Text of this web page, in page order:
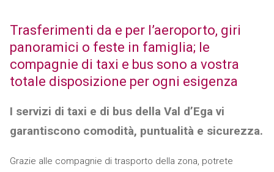
Trasferimenti da e per l’aeroporto, giri
panoramici o feste in famiglia; le
compagnie di taxi e bus sono a vostra
totale disposizione per ogni esigenza
I servizi di taxi e di bus della Val d’Ega vi
garantiscono comodità, puntualità e sicurezza.
Grazie alle compagnie di trasporto della zona, potrete